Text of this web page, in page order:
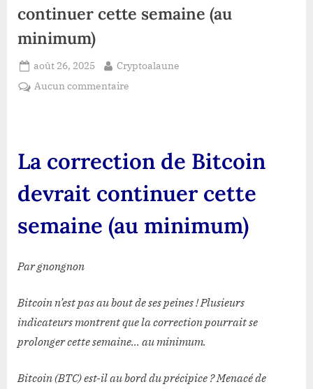
continuer cette semaine (au
minimum)
Posted
on
août 26, 2025 By
Cryptoalaune
Aucun commentaire
devrait
cette
(au
La correction de Bitcoin
devrait continuer cette
semaine (au minimum)
Par gnongnon
Bitcoin n’est pas au bout de ses peines ! Plusieurs
indicateurs montrent que la correction pourrait se
prolonger cette semaine… au minimum.
Bitcoin (BTC) est-il au bord du précipice ? Menacé de